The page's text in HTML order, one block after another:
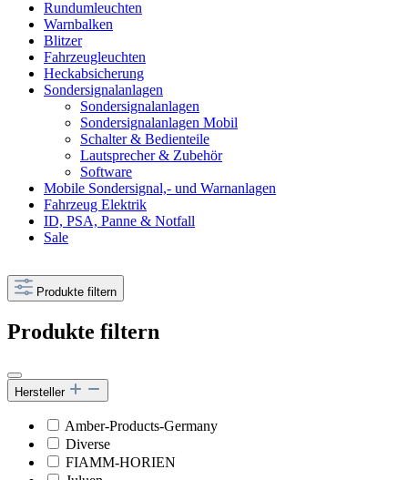
Rundumleuchten
Warnbalken
Blitzer
Fahrzeugleuchten
Heckabsicherung
Sondersignalanlagen
Sondersignalanlagen
Sondersignalanlagen Mobil
Schalter & Bedienteile
Lautsprecher & Zubehör
Software
Mobile Sondersignal,- und Warnanlagen
Fahrzeug Elektrik
ID, PSA, Panne & Notfall
Sale
Produkte filtern
Produkte filtern
Hersteller
Amber-Products-Germany
Diverse
FIAMM-HORIEN